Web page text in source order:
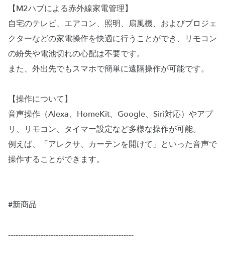
【M2ハブによる赤外線家電管理】
自宅のテレビ、エアコン、照明、扇風機、およびプロジェ
クターなどの家電操作を快適に行うことができ、リモコン
の紛失や電池切れの心配は不要です。
また、外出先でもスマホで簡単に遠隔操作が可能です。
【操作について】
音声操作（Alexa、HomeKit、Google、Siri対応）やアプ
リ、リモコン、タイマー設定など多様な操作が可能。
例えば、「アレクサ、カーテンを開けて」といった音声で
操作することができます。
#新商品
--------------------------------------------------